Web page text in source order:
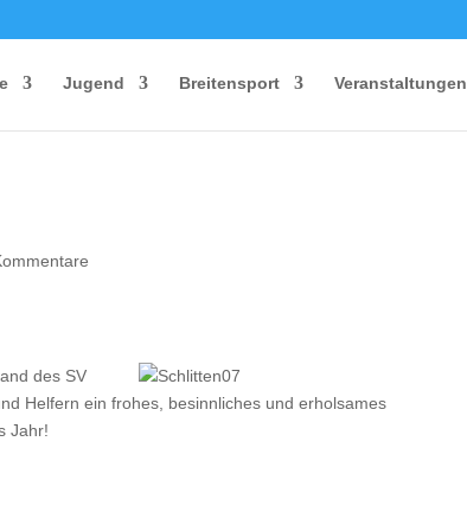
Jugend Breitensport Veranstaltungen
des SV
Helfern ein frohes, besinnliches und erholsames
Jahr!